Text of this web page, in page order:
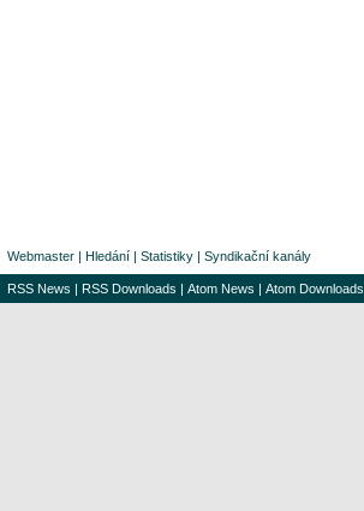
Webmaster | Hledání | Statistiky | Syndikační kanály
RSS News | RSS Downloads | Atom News | Atom Downloads